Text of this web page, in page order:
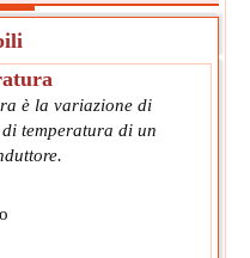
è la variazione di
temperatura di un